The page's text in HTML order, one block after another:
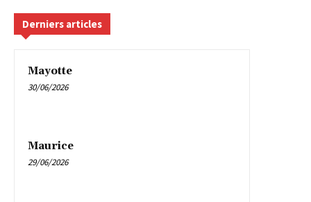
Derniers articles
Mayotte
30/06/2026
Maurice
29/06/2026